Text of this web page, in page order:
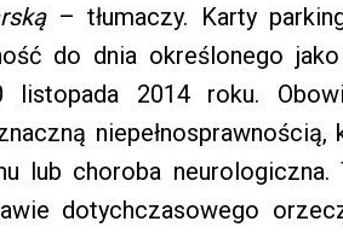
– tłumaczy. Karty
do dnia określonego
2014 roku.
niepełnosprawnością,
lub choroba neurologiczna.
dotychczasowego